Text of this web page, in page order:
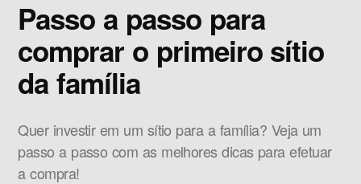
Sobre a Racon
Passo a passo para
comprar o primeiro sítio
da família
Quer investir em um sítio para a família? Veja um
passo a passo com as melhores dicas para efetuar
a compra!